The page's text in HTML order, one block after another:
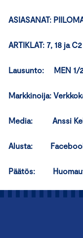
ASIASANAT:
ARTIKLAT: 7, 18 ja C2
Lausunto: MEN 1/
Markkinoija:
Media: Anssi
Alusta:
Päätös: